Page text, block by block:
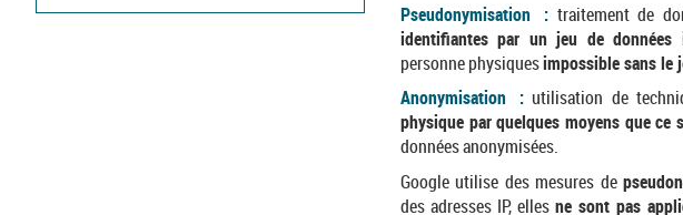
Pseudonymisation :traitement de
identifiantes par un jeu de données
personne physiquesimpossible sans le
Anonymisation :utilisation de
physique par quelques moyens que ce
données anonymisées.
Google utilise des mesures de
des adresses IP, elles ne sont pas